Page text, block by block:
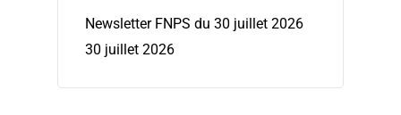
Newsletter FNPS du 30 juillet 2026
30 juillet 2026